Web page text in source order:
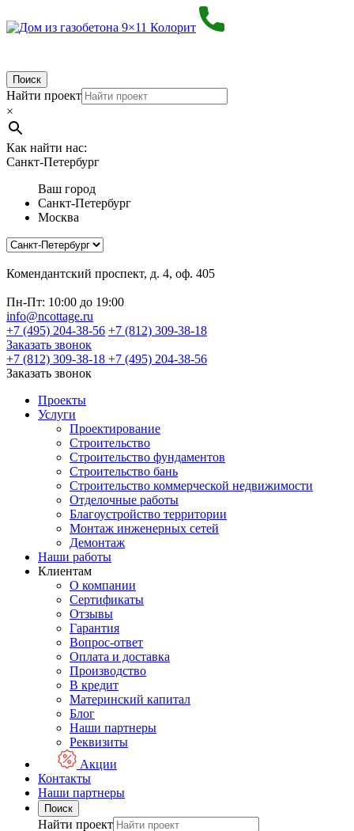
Поиск
Найти проект
×
Как найти нас:
Санкт-Петербург
Ваш город
Санкт-Петербург
Москва
Комендантский проспект, д. 4, оф. 405
Пн-Пт: 10:00 до 19:00
info@ncottage.ru
+7 (495) 204-38-56 +7 (812) 309-38-18
Заказать звонок
+7 (812) 309-38-18 +7 (495) 204-38-56
Заказать звонок
Проекты
Услуги
Проектирование
Строительство
Строительство фундаментов
Строительство бань
Строительство коммерческой недвижимости
Отделочные работы
Благоустройство территории
Монтаж инженерных сетей
Демонтаж
Наши работы
Клиентам
О компании
Сертификаты
Отзывы
Гарантия
Вопрос-ответ
Оплата и доставка
Производство
В кредит
Материнский капитал
Блог
Наши партнеры
Реквизиты
Акции
Контакты
Наши партнеры
Поиск
Найти проект